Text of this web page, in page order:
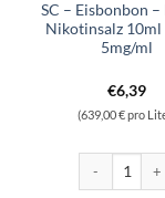
SC – Eisbonbon
Nikotinsalz 10ml
5mg/ml
€6,39
(639,00 € pro
SC -
Liquid 10ml Liquid 10 mg/